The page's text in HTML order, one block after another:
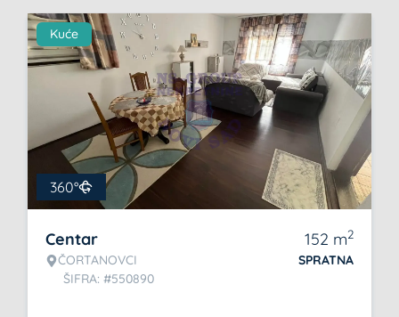
Kuće
360°
Centar
ČORTANOVCI
ŠIFRA: #550890
152 m2
SPRATNA